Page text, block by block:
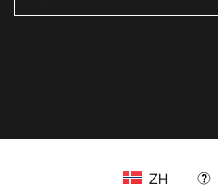
ZH